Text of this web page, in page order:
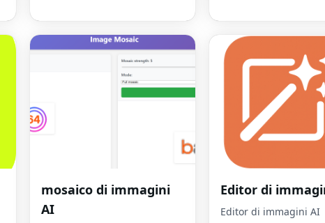
mosaico di immagini
AI
Editor di
Editor di immagini AI